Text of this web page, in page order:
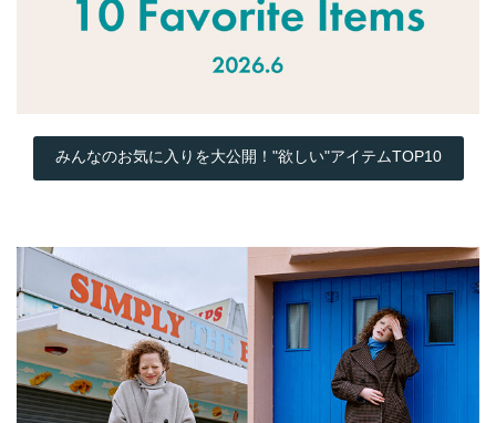
みんなのお気に入りを大公開！"欲しい"アイテムTOP10